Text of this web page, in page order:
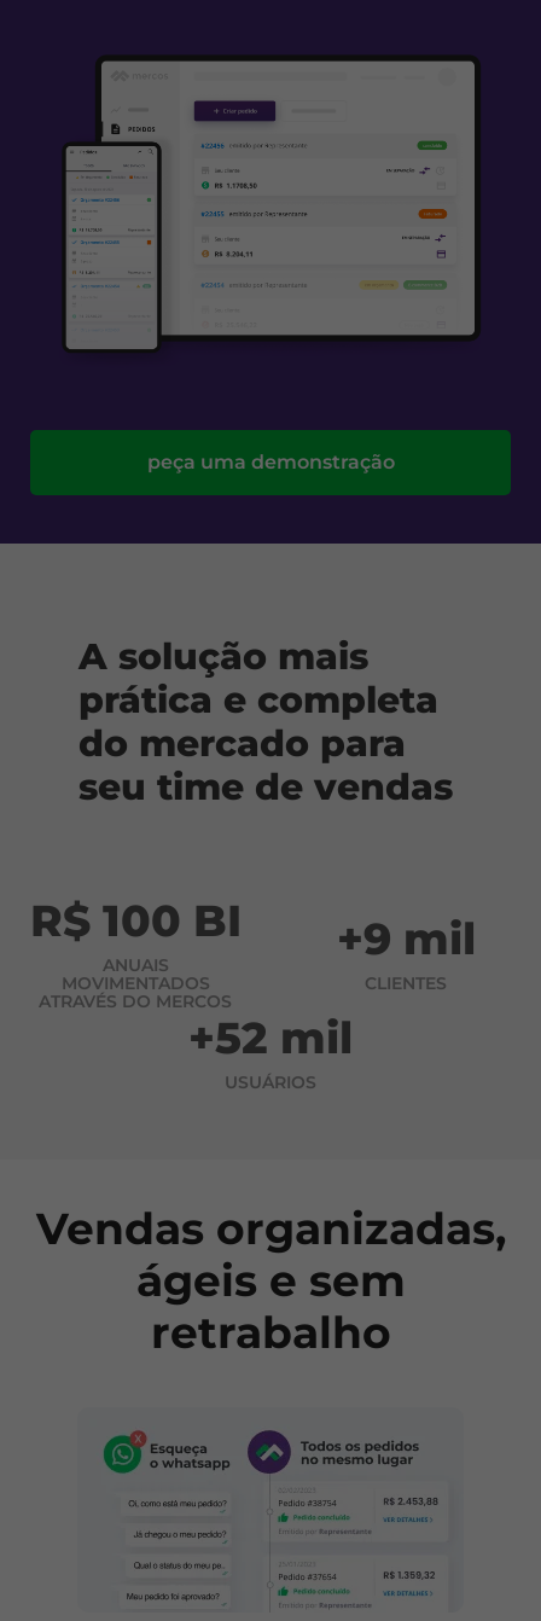
peça uma demonstração
A solução mais
prática e completa
do mercado para
seu time de vendas
+9 mil
CLIENTES
+52 mil
USUÁRIOS
R$ 100 BI
ANUAIS
MOVIMENTADOS
ATRAVÉS DO MERCOS
Vendas organizadas,
ágeis e sem
retrabalho